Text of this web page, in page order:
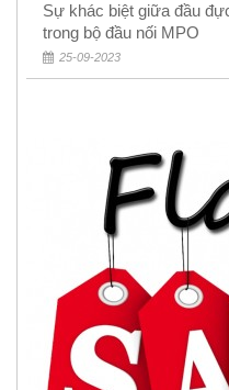
Sự khác biệt giữa đầu
trong bộ đầu nối MPO
25-09-2023